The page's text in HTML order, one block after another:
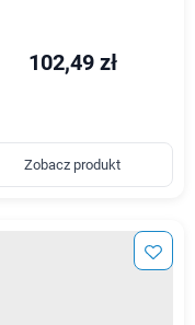
102,49 zł
Zobacz produkt